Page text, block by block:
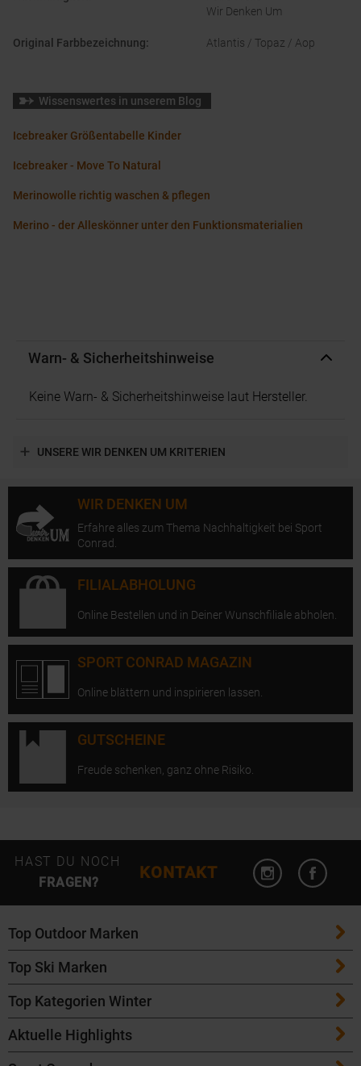
Wir Denken Um
Original Farbbezeichnung: Atlantis / Topaz / Aop
Wissenswertes in unserem Blog
Icebreaker Größentabelle Kinder
Icebreaker - Move To Natural
Merinowolle richtig waschen & pflegen
Merino - der Alleskönner unter den Funktionsmaterialien
Warn- & Sicherheitshinweise
Keine Warn- & Sicherheitshinweise laut Hersteller.
UNSERE WIR DENKEN UM KRITERIEN
WIR DENKEN UM
Erfahre alles zum Thema Nachhaltigkeit bei Sport
Conrad.
FILIALABHOLUNG
Online Bestellen und in Deiner Wunschfiliale abholen.
SPORT CONRAD MAGAZIN
Online blättern und inspirieren lassen.
GUTSCHEINE
Freude schenken, ganz ohne Risiko.
HAST DU NOCH
FRAGEN?
KONTAKT
Instagram
Top Outdoor Marken
Patagonia
Maloja
Salomon
Top Ski Marken
ATK Bindungen
K2 Ski
Top Kategorien Winter
Ski
Aktuelle Highlights